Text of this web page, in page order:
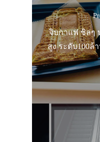
จิบกาแฟ ชิลๆ
สูง ระดับ100ล้